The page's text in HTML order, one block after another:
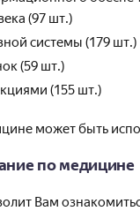
(97 шт.)
системы (179 шт.)
(59 шт.)
(155 шт.)
может быть
по медицине
Вам